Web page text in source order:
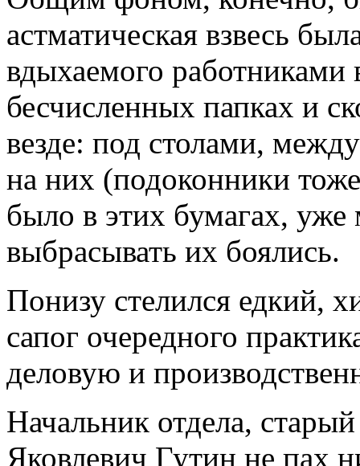
астматическая взвесь
вдыхаемого работниками
бесчисленных папках и
везде: под столами,
на них (подоконники
было в этих бумагах,
выбрасывать их боялись.
Понизу стелился едкий,
сапог очередного
деловую и
Начальник отдела,
Яковлевич Гутин не пах